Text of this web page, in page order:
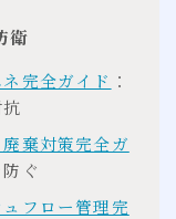
衛
完全ガイド ：
棄対策完全ガ
ぐ
フロー管理完